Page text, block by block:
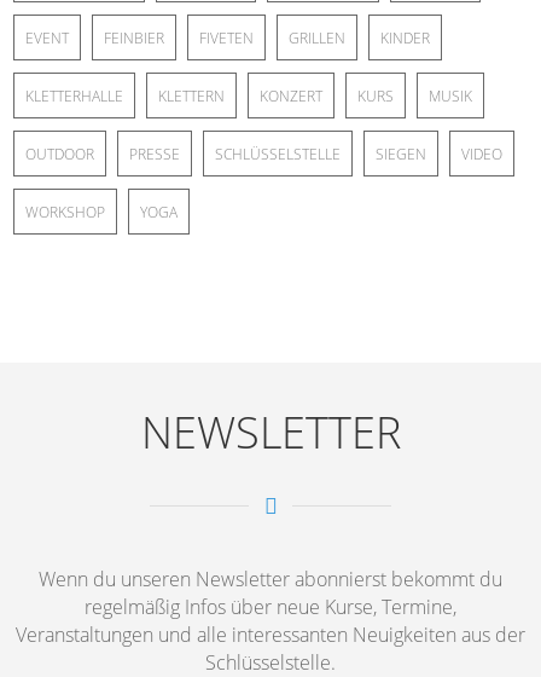
EVENT FEINBIER FIVETEN GRILLEN KINDER
KLETTERHALLE KLETTERN KONZERT KURS MUSIK
OUTDOOR PRESSE SCHLÜSSELSTELLE SIEGEN VIDEO
WORKSHOP YOGA
NEWSLETTER
Wenn du unseren Newsletter abonnierst bekommt du
regelmäßig Infos über neue Kurse, Termine,
Veranstaltungen und alle interessanten Neuigkeiten aus der
Schlüsselstelle.